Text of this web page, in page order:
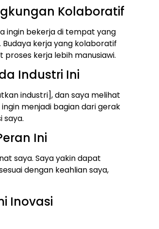
Kolaboratif
ingin bekerja di tempat yang
kerja yang kolaboratif
kerja lebih manusiawi.
Industri Ini
industri], dan saya melihat
menjadi bagian dari gerak
saya.
Ini
saya. Saya yakin dapat
dengan keahlian saya,
Inovasi